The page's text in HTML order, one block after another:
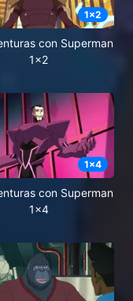
1x2
con Superman
1x2
1x4
con Superman
1x4